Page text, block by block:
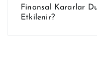
Finansal Kararlar
Etkilenir?